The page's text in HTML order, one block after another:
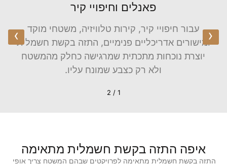
‹
פאנלים וחיפויי קיר
עבור חיפויי קיר, קירות טלוויזיה, משטחי מוקד
ומישורים אדריכליים פנימיים, התזה בקשת חשמלית
יוצרת נוכחות מתכתית שמרגישה כחלק מהמשטח
ולא רק כצבע שמונח עליו.
›
1 / 2
איפה התזה בקשת חשמלית מתאימה
התזה בקשת חשמלית מתאימה לפרויקטים שבהם המשטח צריך אופי